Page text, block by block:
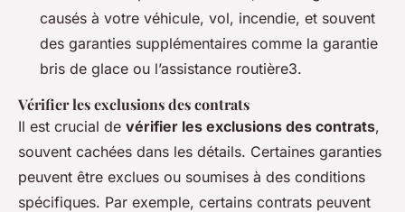
causés à votre véhicule, vol, incendie, et souvent
des garanties supplémentaires comme la garantie
bris de glace ou l’assistance routière3.
Vérifier les exclusions des contrats
Il est crucial de vérifier les exclusions des contrats,
souvent cachées dans les détails. Certaines garanties
peuvent être exclues ou soumises à des conditions
spécifiques. Par exemple, certains contrats peuvent